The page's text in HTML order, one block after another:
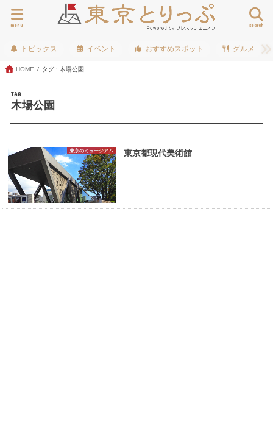
search
menu
トピックス イベント おすすめスポット グルメ
HOME タグ : 木場公園
TAG
木場公園
東京のミュージアム 東京都現代美術館